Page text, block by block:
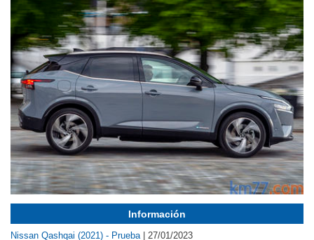
Información
Nissan Qashqai (2021) - Prueba | 27/01/2023